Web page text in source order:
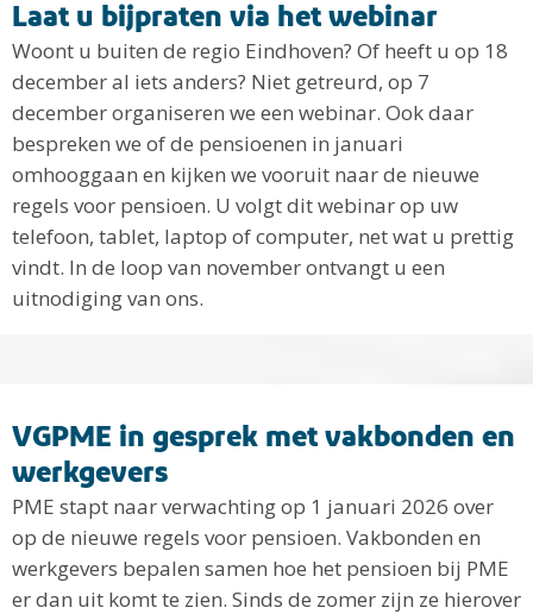
Laat u bijpraten via het webinar
Woont u buiten de regio Eindhoven? Of heeft u op 18
december al iets anders? Niet getreurd, op 7
december organiseren we een webinar. Ook daar
bespreken we of de pensioenen in januari
omhooggaan en kijken we vooruit naar de nieuwe
regels voor pensioen. U volgt dit webinar op uw
telefoon, tablet, laptop of computer, net wat u prettig
vindt. In de loop van november ontvangt u een
uitnodiging van ons.
VGPME in gesprek met vakbonden en
werkgevers
PME stapt naar verwachting op 1 januari 2026 over
op de nieuwe regels voor pensioen. Vakbonden en
werkgevers bepalen samen hoe het pensioen bij PME
er dan uit komt te zien. Sinds de zomer zijn ze hierover